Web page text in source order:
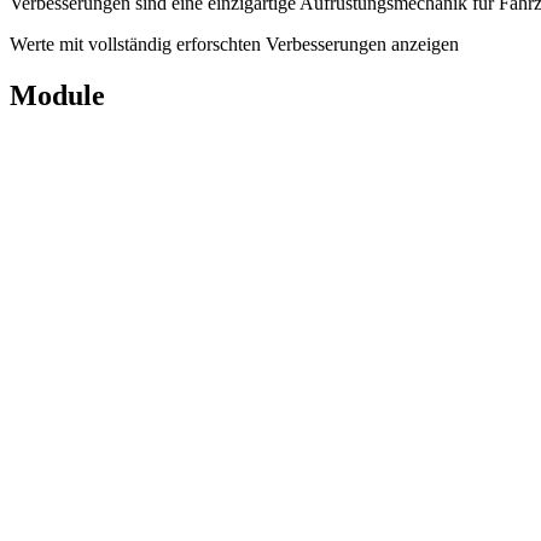
Werte mit vollständig erforschten Verbesserungen anzeigen
Module